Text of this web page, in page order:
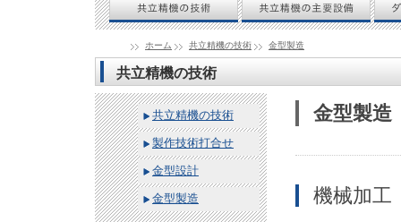
ホーム 共立精機の技術 金型製造
共立精機の技術
金型製造
機械加工
共立精機の技術
製作技術打合せ
金型設計
金型製造